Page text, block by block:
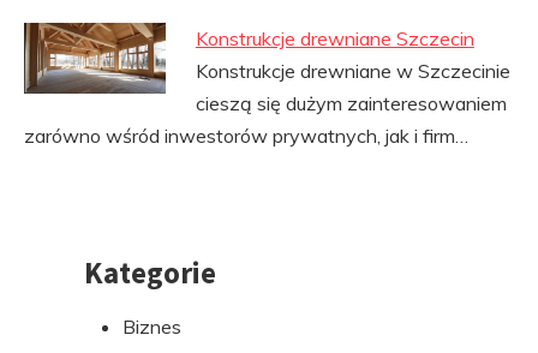
Konstrukcje drewniane Szczecin
Konstrukcje drewniane w Szczecinie
cieszą się dużym zainteresowaniem
zarówno wśród inwestorów prywatnych, jak i firm…
PrzejdźKategorie
Biznes